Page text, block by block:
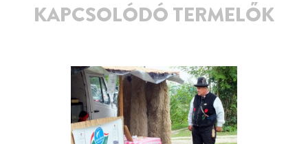
KAPCSOLÓDÓ TERMELŐK